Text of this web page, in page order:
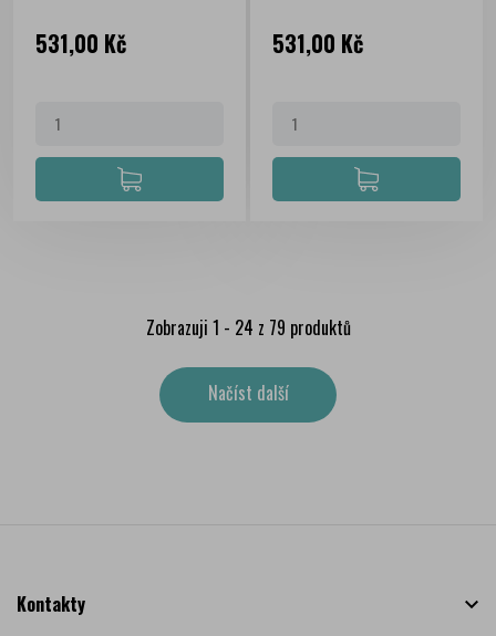
Cena
531,00 Kč Cena
531,00 Kč
Zobrazuji 1 - 24 z 79 produktů
Načíst další
Kontakty
